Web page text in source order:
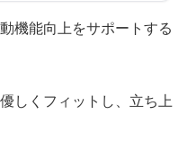
機能向上をサポートする
しくフィットし、立ち上